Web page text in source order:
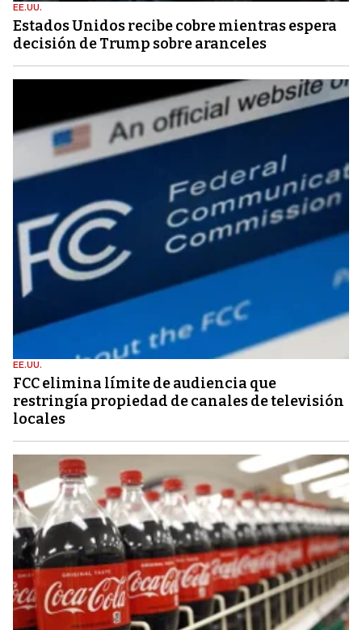
EE.UU.
Estados Unidos recibe cobre mientras espera
decisión de Trump sobre aranceles
EE.UU.
FCC elimina límite de audiencia que
restringía propiedad de canales de televisión
locales